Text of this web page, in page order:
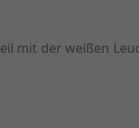
mit der weißen